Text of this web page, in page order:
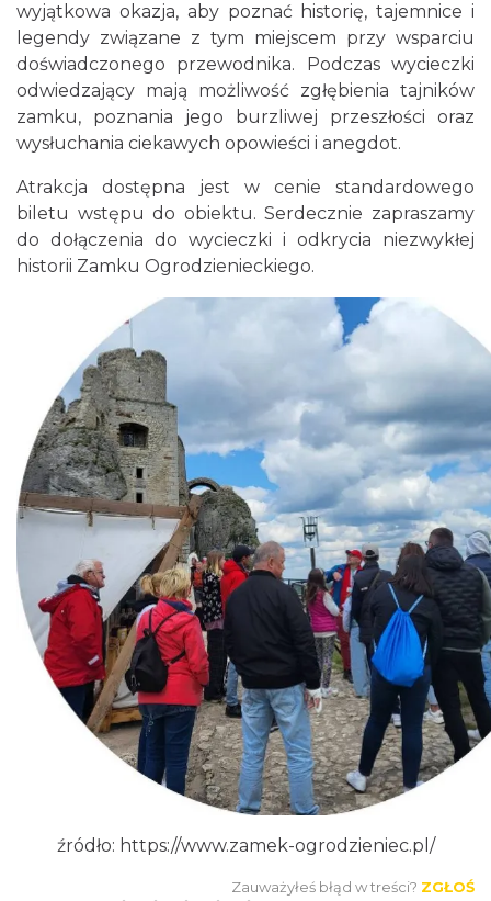
Podzamcze
2026-08-14
0.00 km
Podzamcze
0.00 km
Podzamcze
2026-08-28
0.00 km
Podzamcze
2026-09-04
0.00 km
wyjątkowa okazja, aby poznać historię, tajemnice i
legendy związane z tym miejscem przy wsparciu
doświadczonego przewodnika. Podczas wycieczki
odwiedzający mają możliwość zgłębienia tajników
zamku, poznania jego burzliwej przeszłości oraz
wysłuchania ciekawych opowieści i anegdot.
Atrakcja dostępna jest w cenie standardowego
biletu wstępu do obiektu. Serdecznie zapraszamy
do dołączenia do wycieczki i odkrycia niezwykłej
historii Zamku Ogrodzienieckiego.
źródło: https://www.zamek-ogrodzieniec.pl/
Zauważyłeś błąd w treści? ZGŁOŚ